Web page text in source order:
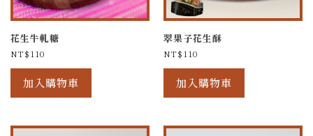
花生牛軋糖
NT$110
加入購物車
翠果子花生酥
NT$110
加入購物車